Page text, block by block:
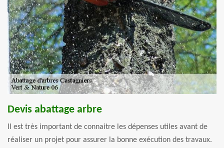
Devis abattage arbre
Il est très important de connaitre les dépenses utiles avant de
réaliser un projet pour assurer la bonne exécution des travaux.